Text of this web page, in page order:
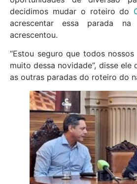
decidimos mudar o roteiro do
acrescentar essa parada na
acrescentou.
“Estou seguro que todos
muito dessa novidade”, disse ele
as outras paradas do roteiro do